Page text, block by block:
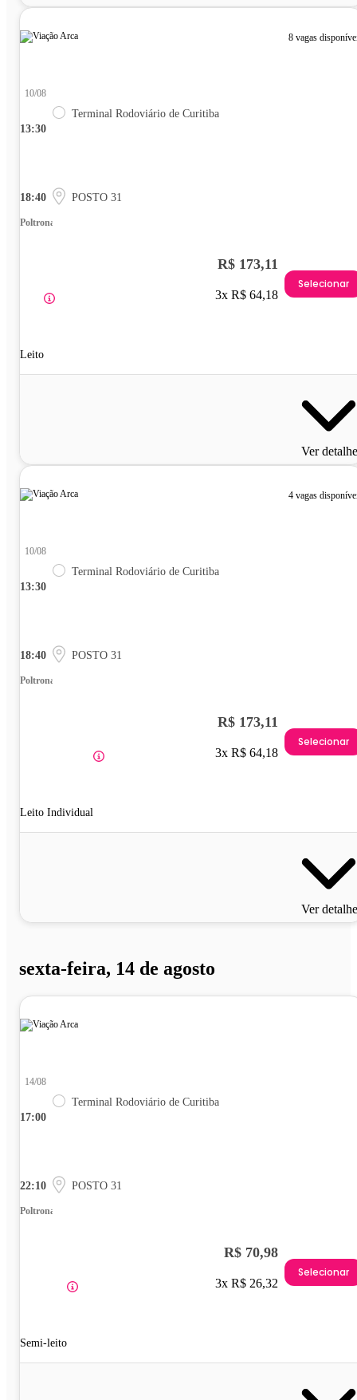
8 vagas
13:30
10/08
Terminal Rodoviário de Curitiba
18:40 POSTO 31
Poltrona
Leito
R$ 173,11
3x R$ 64,18
Selecionar
Ver
4 vagas
13:30
10/08
Terminal Rodoviário de Curitiba
18:40 POSTO 31
Poltrona
Leito Individual
R$ 173,11
3x R$ 64,18
Selecionar
Ver
sexta-feira, 14 de agosto
17:00
14/08
Terminal Rodoviário de Curitiba
22:10 POSTO 31
Poltrona
Semi-leito
R$ 70,98
3x R$ 26,32
Selecionar